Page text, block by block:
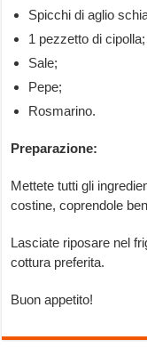
Spicchi di aglio
1 pezzetto di cipolla;
Sale;
Pepe;
Rosmarino.
Preparazione:
Mettete tutti gli
costine, coprendole
Lasciate riposare nel
cottura preferita.
Buon appetito!